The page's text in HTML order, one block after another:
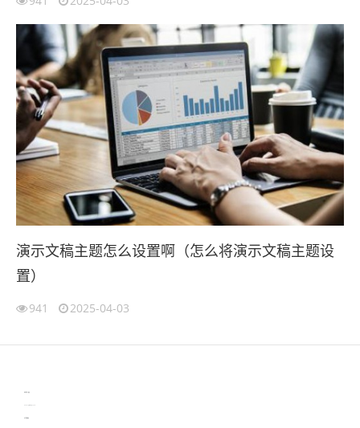
演示文稿主题怎么设置啊（怎么将演示文稿主题设
置）
941 2025-04-03